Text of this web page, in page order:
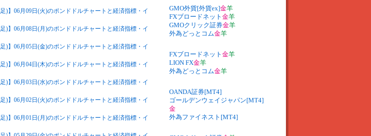
)】06月09日(火)のポンドドルチャートと経済指標・イ
)】06月08日(月)のポンドドルチャートと経済指標・イ
)】06月05日(金)のポンドドルチャートと経済指標・イ
)】06月04日(木)のポンドドルチャートと経済指標・イ
)】06月03日(水)のポンドドルチャートと経済指標・イ
)】06月02日(火)のポンドドルチャートと経済指標・イ
)】06月01日(月)のポンドドルチャートと経済指標・イ
GMO外貨[外貨ex]金羊
FXブロードネット 金羊
GMOクリック証券金羊
外為どっとコム金羊
FXブロードネット 金羊
LION FX金羊
外為どっとコム金羊
OANDA証券[MT4]
ゴールデンウェイジャパン[MT4]
金
外為ファイネスト[MT4]